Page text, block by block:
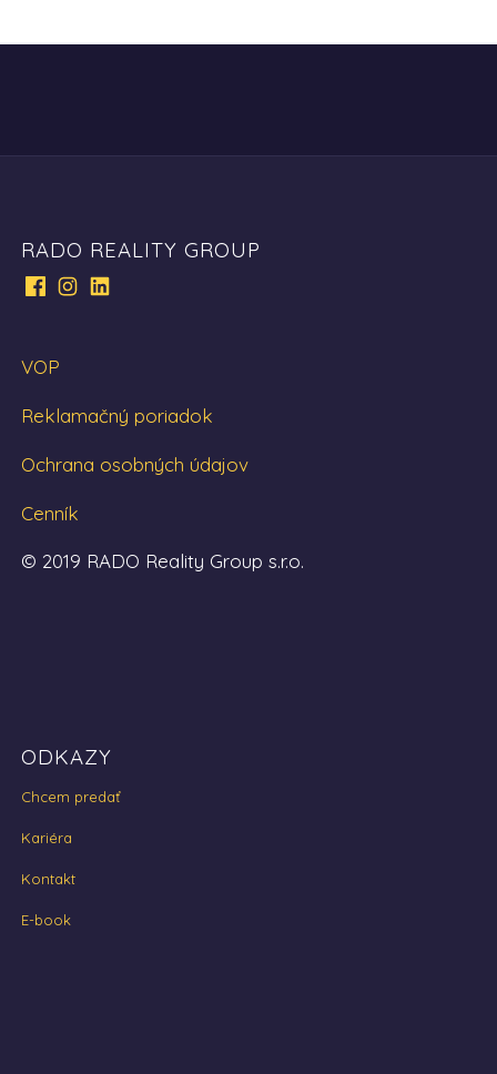
RADO REALITY GROUP
VOP
Reklamačný poriadok
Ochrana osobných údajov
Cenník
© 2019 RADO Reality Group s.r.o.
ODKAZY
Chcem predať
Kariéra
Kontakt
E-book